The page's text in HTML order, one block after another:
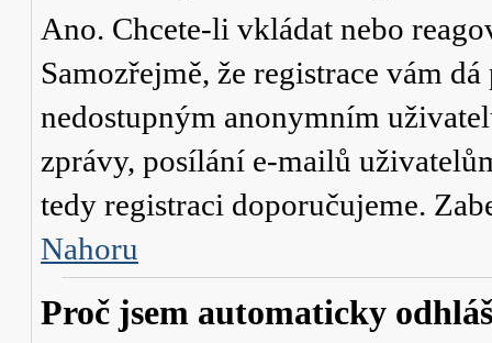
Ano. Chcete-li vkládat nebo
Samozřejmě, že registrace vám
nedostupným anonymním
zprávy, posílání e-mailů
tedy registraci doporučujeme.
Nahoru
Proč jsem automaticky